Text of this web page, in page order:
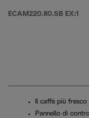
ECAM220.80.SB EX:1
Il caffè più fresco
Pannello di